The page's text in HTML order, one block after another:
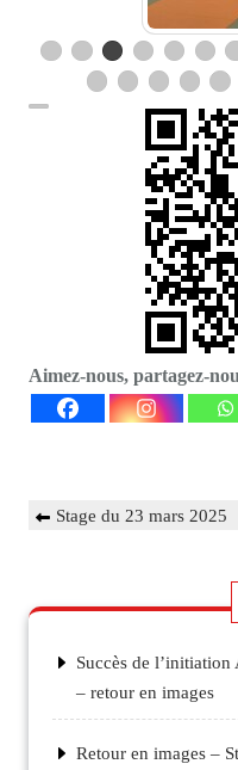
Aimez-nous, partagez-
Previous
Stage du 23 mars 2025
Succès de
– retour en images
Retour en images –